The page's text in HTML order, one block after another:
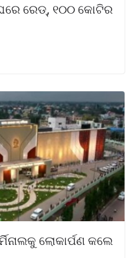
ରେଡ୍, ୧୦୦ କୋଟିର
ଲୋକାର୍ପଣ କଲେ